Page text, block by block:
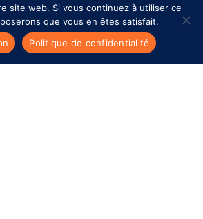
27 juin 2026
chaleur s’installe — il est temps de
oranges pour ...
site web. Si vous continuez à utiliser ce
que vous en êtes satisfait.
Politique de confidentialité